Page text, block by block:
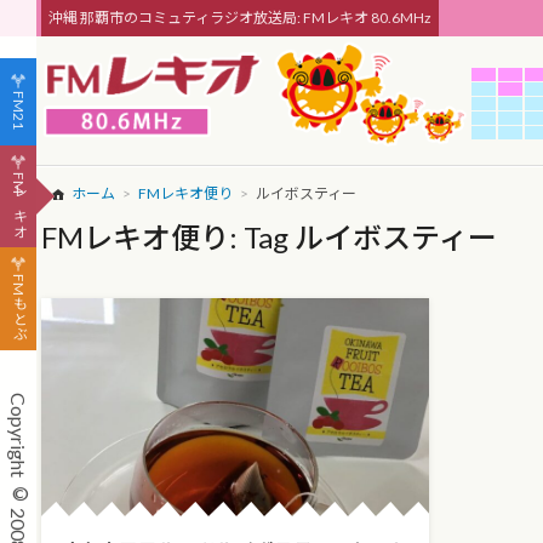
沖縄 那覇市のコミュティラジオ放送局: FMレキオ 80.6MHz
ホーム FMレキオ便り ルイボスティー
FMレキオ便り: Tag ルイボスティー
FM21
FMレキオ
FMもとぶ